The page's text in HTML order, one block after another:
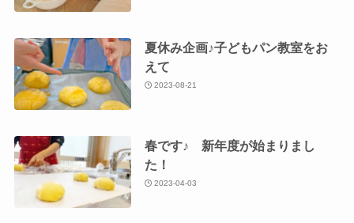
夏休み企画♪子どもパン教室をお
えて
2023-08-21
春です♪ 新年度が始まりまし
た！
2023-04-03